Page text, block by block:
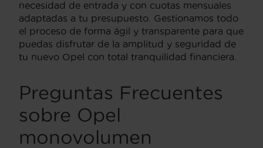
necesidad de entrada y con cuotas mensuales
adaptadas a tu presupuesto. Gestionamos todo
el proceso de forma ágil y transparente para que
puedas disfrutar de la amplitud y seguridad de
tu nuevo Opel con total tranquilidad financiera.
Preguntas Frecuentes
sobre Opel
monovolumen